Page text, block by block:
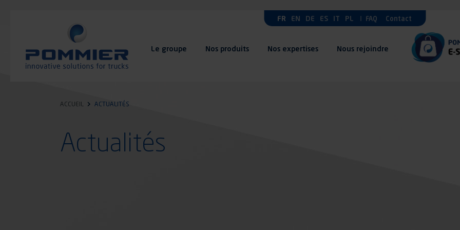
FR EN DE ES IT PL FAQ Contact
Le groupe Nos produits Nos expertises Nous rejoindre
ACCUEIL ACTUALITÉS
Actualités